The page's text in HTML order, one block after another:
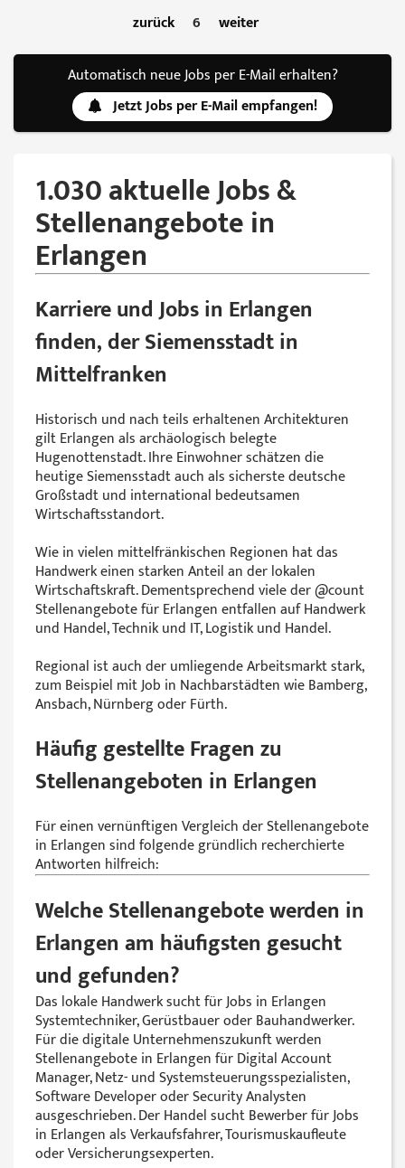
zurück 6 weiter
Automatisch neue Jobs per E-Mail erhalten?
Jetzt Jobs per E-Mail empfangen!
1.030 aktuelle Jobs &
Stellenangebote in
Erlangen
Karriere und Jobs in Erlangen
finden, der Siemensstadt in
Mittelfranken
Historisch und nach teils erhaltenen Architekturen
gilt Erlangen als archäologisch belegte
Hugenottenstadt. Ihre Einwohner schätzen die
heutige Siemensstadt auch als sicherste deutsche
Großstadt und international bedeutsamen
Wirtschaftsstandort.
Wie in vielen mittelfränkischen Regionen hat das
Handwerk einen starken Anteil an der lokalen
Wirtschaftskraft. Dementsprechend viele der @‌count
Stellenangebote für Erlangen entfallen auf Handwerk
und Handel, Technik und IT, Logistik und Handel.
Regional ist auch der umliegende Arbeitsmarkt stark,
zum Beispiel mit Job in Nachbarstädten wie Bamberg,
Ansbach, Nürnberg oder Fürth.
Häufig gestellte Fragen zu
Stellenangeboten in Erlangen
Für einen vernünftigen Vergleich der Stellenangebote
in Erlangen sind folgende gründlich recherchierte
Antworten hilfreich:
Welche Stellenangebote werden in
Erlangen am häufigsten gesucht
und gefunden?
Das lokale Handwerk sucht für Jobs in Erlangen
Systemtechniker, Gerüstbauer oder Bauhandwerker.
Für die digitale Unternehmenszukunft werden
Stellenangebote in Erlangen für Digital Account
Manager, Netz- und Systemsteuerungsspezialisten,
Software Developer oder Security Analysten
ausgeschrieben. Der Handel sucht Bewerber für Jobs
in Erlangen als Verkaufsfahrer, Tourismuskaufleute
oder Versicherungsexperten.